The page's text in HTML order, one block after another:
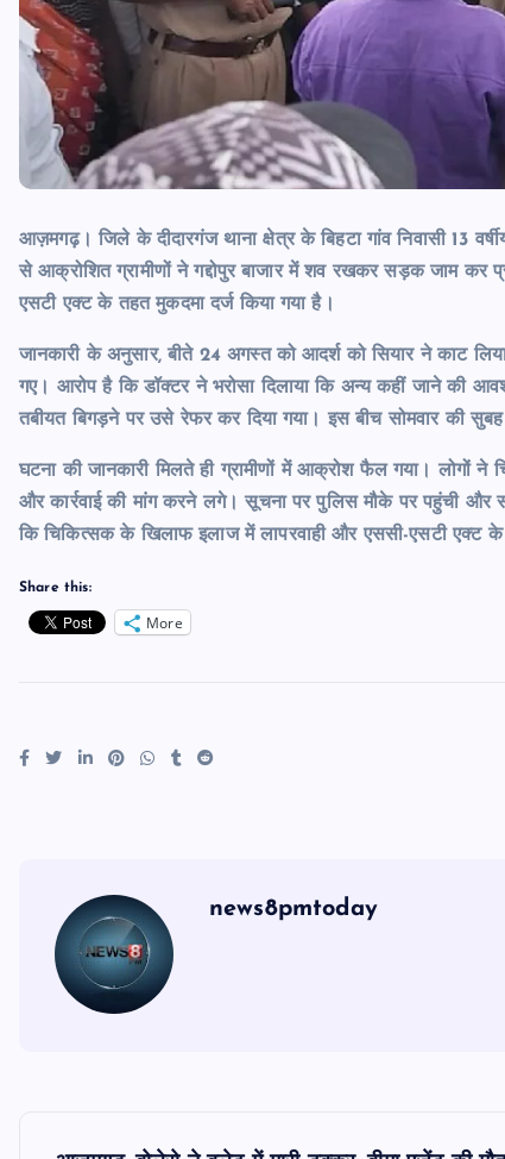
आज़मगढ़। जिले के दीदारगंज थाना क्षेत्र के बिहटा गांव निवासी 13
से आक्रोशित ग्रामीणों ने गद्दोपुर बाजार में शव रखकर सड़क जाम कर
एसटी एक्ट के तहत मुकदमा दर्ज किया गया है।
जानकारी के अनुसार, बीते 24 अगस्त को आदर्श को सियार ने काट
गए। आरोप है कि डॉक्टर ने भरोसा दिलाया कि अन्य कहीं जाने की
तबीयत बिगड़ने पर उसे रेफर कर दिया गया। इस बीच सोमवार की
घटना की जानकारी मिलते ही ग्रामीणों में आक्रोश फैल गया। लोगों
और कार्रवाई की मांग करने लगे। सूचना पर पुलिस मौके पर पहुंची और
कि चिकित्सक के खिलाफ इलाज में लापरवाही और एससी-एसटी एक्ट
Share this:
More
news8pmtoday